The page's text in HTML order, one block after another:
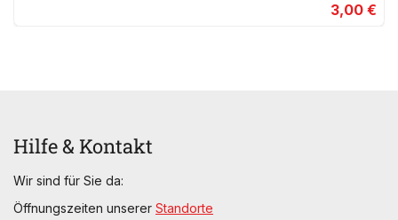
3,00 €
Hilfe & Kontakt
Wir sind für Sie da:
Öffnungszeiten unserer Standorte